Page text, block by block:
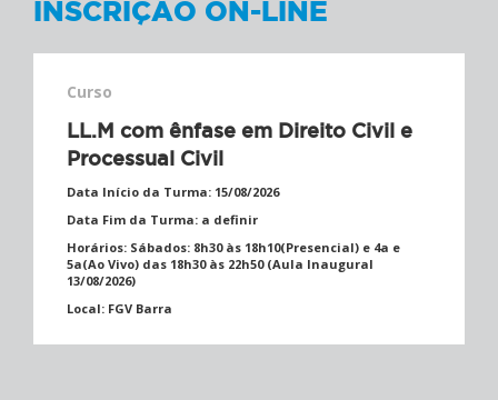
INSCRIÇÃO ON-LINE
Curso
LL.M com ênfase em Direito Civil e
Processual Civil
Data Início da Turma: 15/08/2026
Data Fim da Turma: a definir
Horários: Sábados: 8h30 às 18h10(Presencial) e 4a e
5a(Ao Vivo) das 18h30 às 22h50 (Aula Inaugural
13/08/2026)
Local: FGV Barra